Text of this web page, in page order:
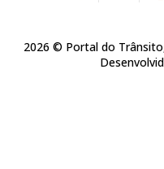
2026 © Portal do